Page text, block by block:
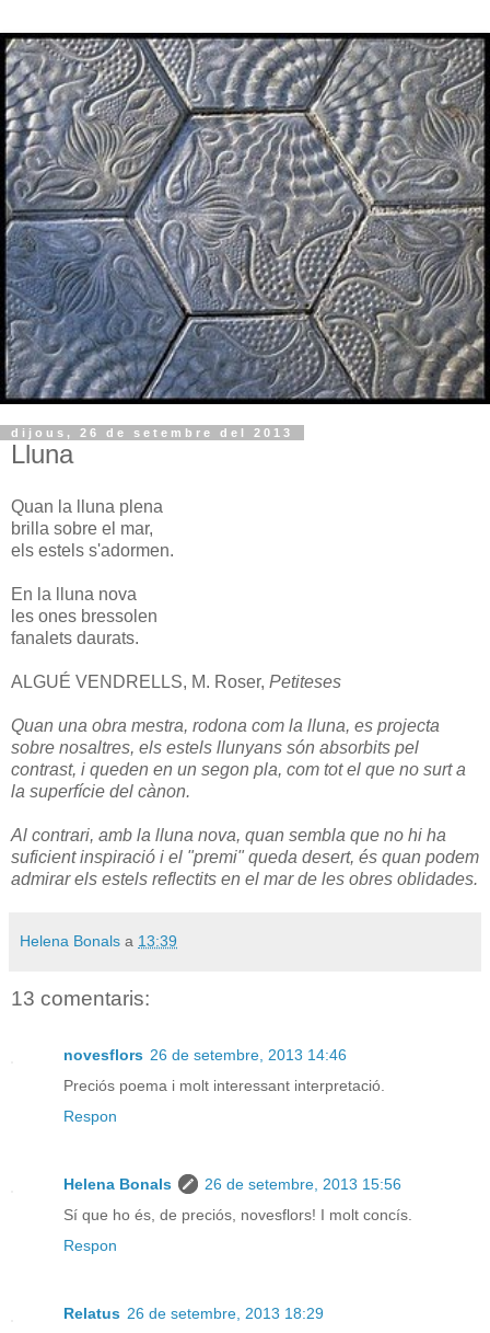
dijous, 26 de setembre del 2013
Lluna
Quan la lluna plena
brilla sobre el mar,
els estels s'adormen.
En la lluna nova
les ones bressolen
fanalets daurats.
ALGUÉ VENDRELLS, M. Roser, Petiteses
Quan una obra mestra, rodona com la lluna, es projecta
sobre nosaltres, els estels llunyans són absorbits pel
contrast, i queden en un segon pla, com tot el que no surt a
la superfície del cànon.
Al contrari, amb la lluna nova, quan sembla que no hi ha
suficient inspiració i el "premi" queda desert, és quan podem
admirar els estels reflectits en el mar de les obres oblidades.
Helena Bonals a 13:39
13 comentaris:
novesflors 26 de setembre, 2013 14:46
Preciós poema i molt interessant interpretació.
Respon
Helena Bonals
26 de setembre, 2013 15:56
Sí que ho és, de preciós, novesflors! I molt concís.
Respon
Relatus 26 de setembre, 2013 18:29